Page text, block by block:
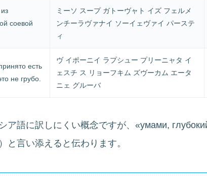
соевой
ミーソ スープ ガトーヴャト イズ フェルメ
ンチーラヴァナイ ソーイェヴァイ パーステ
ィ
есть
не грубо.
ヴ イポーニイ ラプシュー プリーニャタ イ
ェスチ ス リョーフキム ズヴーカム エータ
ニェ グルーバ
ア語に訳しにくい概念ですが、«умами,
と言い添えると伝わります。